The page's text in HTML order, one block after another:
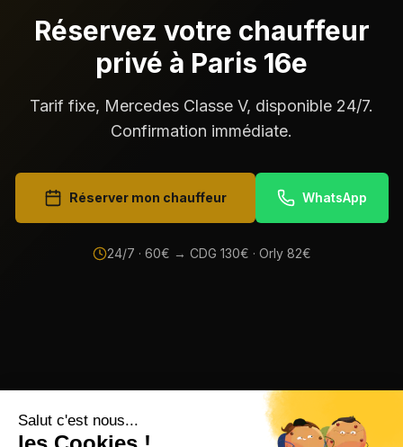
Réservez votre chauffeur
privé à Paris 16e
Tarif fixe, Mercedes Classe V, disponible 24/7.
Confirmation immédiate.
Réserver mon chauffeur WhatsApp
24/7 · 60€ → CDG 130€ · Orly 82€